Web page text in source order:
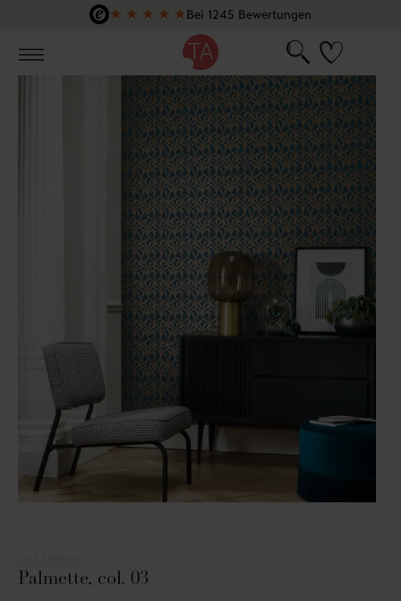
Zum Hauptinhalt springen
★ ★ ★ ★ ★Bei 1245 Bewertungen
Palmette, col. 03